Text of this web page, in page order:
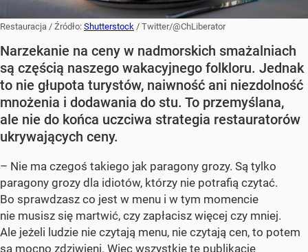
Restauracja / Źródło: Shutterstock / Twitter/@ChLiberator
Narzekanie na ceny w nadmorskich smażalniach
są częścią naszego wakacyjnego folkloru. Jednak
to nie głupota turystów, naiwność ani niezdolność
mnożenia i dodawania do stu. To przemyślana,
ale nie do końca uczciwa strategia restauratorów
ukrywających ceny.
– Nie ma czegoś takiego jak paragony grozy. Są tylko
paragony grozy dla idiotów, którzy nie potrafią czytać.
Bo sprawdzasz co jest w menu i w tym momencie
nie musisz się martwić, czy zapłacisz więcej czy mniej.
Ale jeżeli ludzie nie czytają menu, nie czytają cen, to potem
są mocno zdziwieni. Więc wszystkie te publikacje